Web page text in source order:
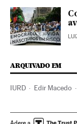
ARQUIVADO EM
IURD Edir Macedo
Maus-tratos mulheres